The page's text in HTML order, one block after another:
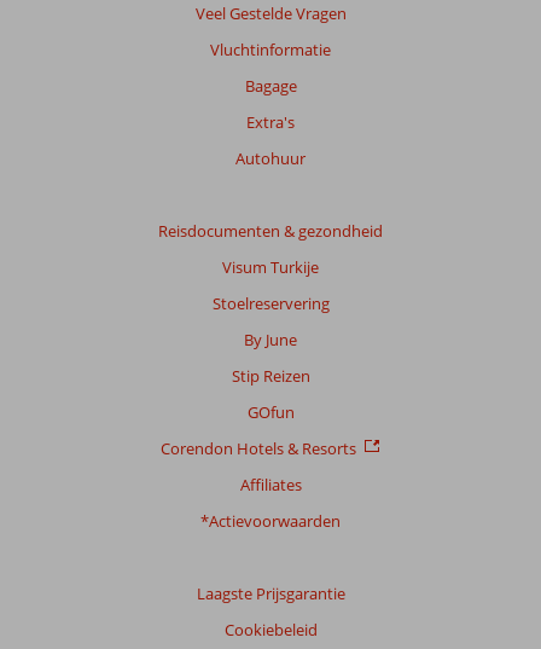
Veel Gestelde Vragen
Vluchtinformatie
Bagage
Extra's
Autohuur
Reisdocumenten & gezondheid
Visum Turkije
Stoelreservering
By June
Stip Reizen
GOfun
Corendon Hotels & Resorts
Affiliates
*Actievoorwaarden
Laagste Prijsgarantie
Cookiebeleid